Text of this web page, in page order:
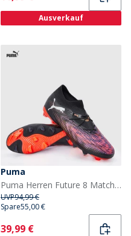
Ausverkauf
Puma
Puma Herren Future 8 Match FG/AG fester/Kunstrasen Fußballschuhe Puma Black
UVP94,99 €
Spare55,00 €
Current
39,99 €